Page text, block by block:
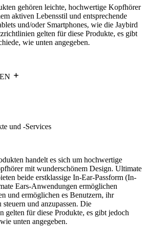
gehören leichte, hochwertige Kopfhörer
aktiven Lebensstil und entsprechende
und/oder Smartphones, wie die Jaybird
gelten für diese Produkte, es gibt
wie unten angegeben.
und -Services
handelt es sich um hochwertige
mit wunderschönem Design. Ultimate
beide erstklassige In-Ear-Passform (In-
Ears-Anwendungen ermöglichen
und ermöglichen es Benutzern, ihr
steuern und anzupassen. Die
gelten für diese Produkte, es gibt jedoch
unten angegeben.